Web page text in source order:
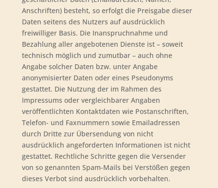
Anschriften) besteht, so erfolgt die Preisgabe dieser
Daten seitens des Nutzers auf ausdrücklich
freiwilliger Basis. Die Inanspruchnahme und
Bezahlung aller angebotenen Dienste ist – soweit
technisch möglich und zumutbar – auch ohne
Angabe solcher Daten bzw. unter Angabe
anonymisierter Daten oder eines Pseudonyms
gestattet. Die Nutzung der im Rahmen des
Impressums oder vergleichbarer Angaben
veröffentlichten Kontaktdaten wie Postanschriften,
Telefon- und Faxnummern sowie Emailadressen
durch Dritte zur Übersendung von nicht
ausdrücklich angeforderten Informationen ist nicht
gestattet. Rechtliche Schritte gegen die Versender
von so genannten Spam-Mails bei Verstößen gegen
dieses Verbot sind ausdrücklich vorbehalten.